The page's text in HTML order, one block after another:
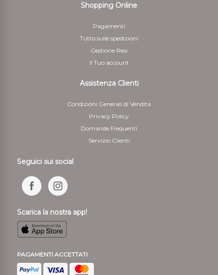
Shopping Online
Pagamenti
Tutto sulle spedizioni
Gestione Resi
Il Tuo account
Assistenza Clienti
Condizioni Generali di Vendita
Privacy Policy
Domande Frequenti
Servizio Clienti
Seguici sui social
Scarica la nostra app!
PAGAMENTI ACCETTATI